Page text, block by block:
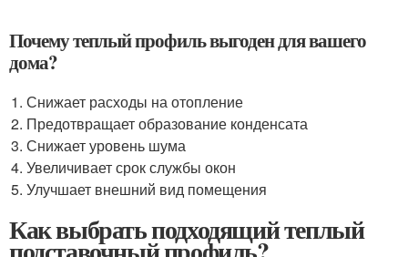
Почему теплый профиль выгоден для вашего
дома?
Снижает расходы на отопление
Предотвращает образование конденсата
Снижает уровень шума
Увеличивает срок службы окон
Улучшает внешний вид помещения
Как выбрать подходящий теплый